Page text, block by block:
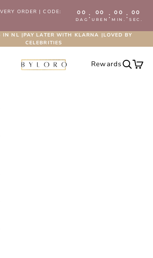
ORDER | CODE:
00
DAG : 00
UREN : 00
MIN. : 00
SEC.
IN NL |PAY LATER WITH KLARNA |LOVED BY
CELEBRITIES
Byloro.com RewardsZoeken